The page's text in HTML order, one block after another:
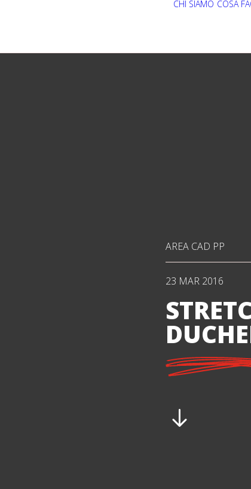
CHI SIAMO COSA
AREA CAD PP
23 MAR 2016